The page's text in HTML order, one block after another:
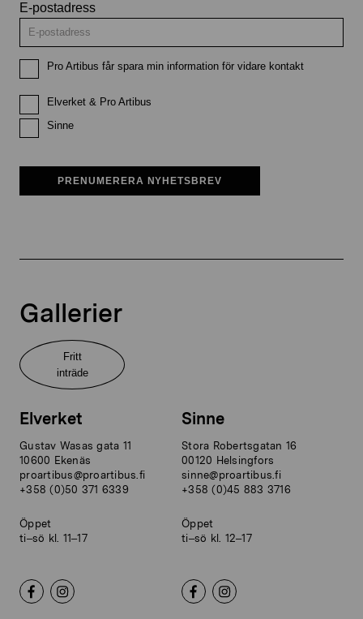
E-postadress
Pro Artibus får spara min information för vidare kontakt
Elverket & Pro Artibus
Sinne
PRENUMERERA NYHETSBREV
Gallerier
Fritt
inträde
Elverket
Gustav Wasas gata 11
10600 Ekenäs
proartibus@proartibus.fi
+358 (0)50 371 6339
Öppet
ti–sö kl. 11–17
Sinne
Stora Robertsgatan 16
00120 Helsingfors
sinne@proartibus.fi
+358 (0)45 883 3716
Öppet
ti–sö kl. 12–17